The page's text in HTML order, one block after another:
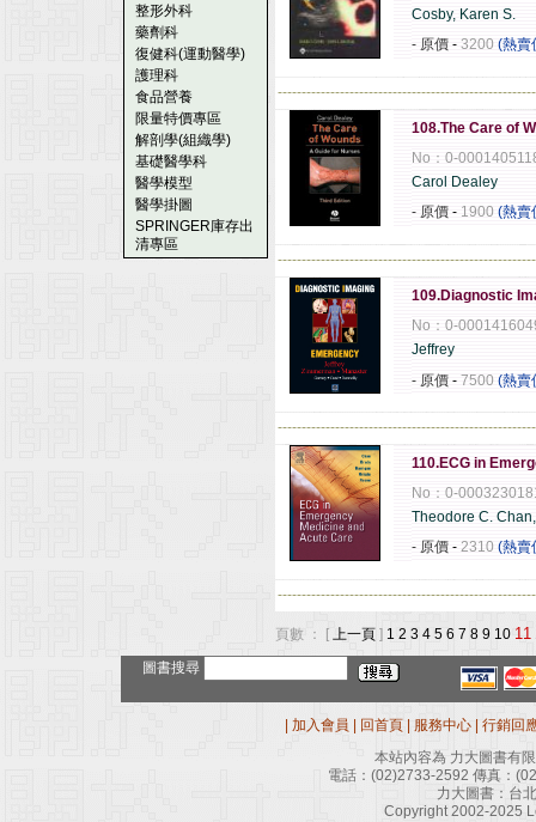
整形外科
藥劑科
復健科(運動醫學)
護理科
食品營養
限量特價專區
解剖學(組織學)
基礎醫學科
醫學模型
醫學掛圖
SPRINGER庫存出
清專區
Cosby, Karen S.
- 原價 - 3200 (熱賣
108.The Care of
No：0-
Carol Dealey
- 原價 - 1900 (熱賣
109.Diagnostic
No：0-
Jeffrey
- 原價 - 7500 (熱賣
110.ECG in
No：0-
Theodore C.
- 原價 - 2310 (熱賣
頁數 ： [ 上一頁 ] 1 2 3 4 5 6 7 8 9 10 11
圖書搜尋
加入會員 回首頁 服務中心
行銷回
本站內容為 力大圖書有
電話： (02)2733-2592 傳真：
力大圖書：台
Copyright 2002-2025